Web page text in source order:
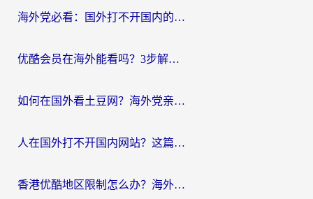
海外党必看：国外打不开国内的app怎么办？3步解决你的乡愁
优酷会员在海外能看吗？3步解决海外追剧难题，附实测好用加速器推荐
如何在国外看土豆网？海外党亲测有效的追剧加速器选择指南
人在国外打不开国内网站？这篇攻略帮你无缝解锁国内资源（附交管12123使用技巧）
香港优酷地区限制怎么办？海外党亲测有效的追剧解决方案